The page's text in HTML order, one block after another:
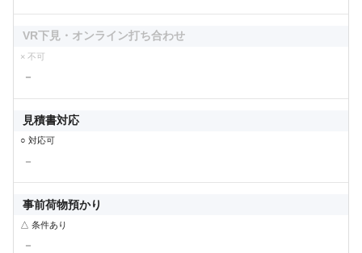
VR下見・オンライン打ち合わせ
× 不可
－
見積書対応
○ 対応可
－
事前荷物預かり
△ 条件あり
－